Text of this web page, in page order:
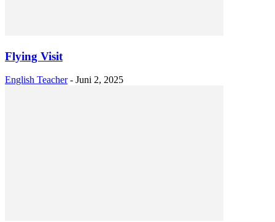
Flying Visit
English Teacher - Juni 2, 2025